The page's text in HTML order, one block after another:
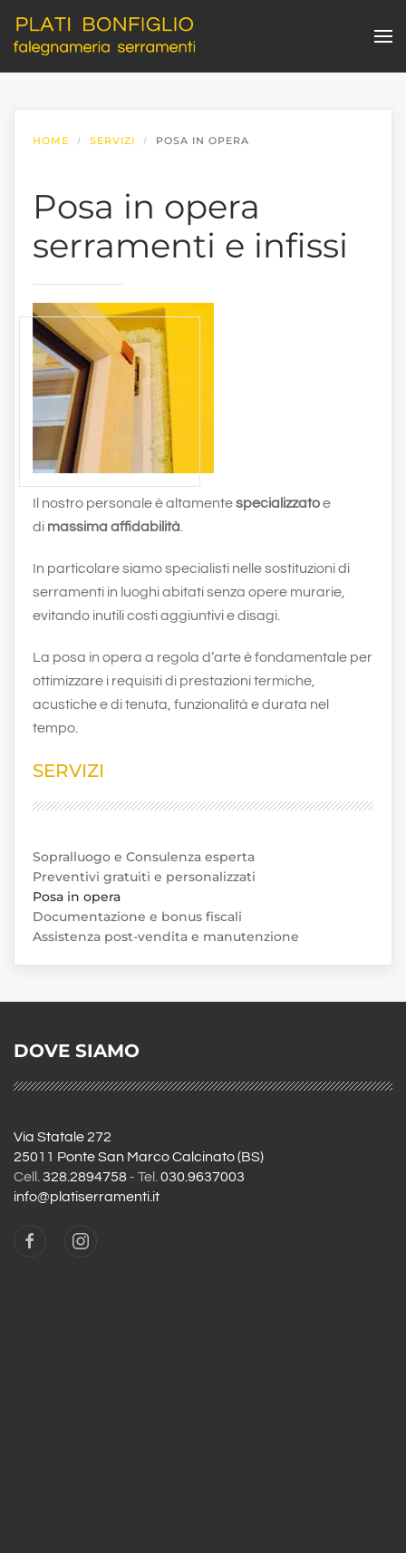
Skip to main content
HOME SERVIZI POSA IN OPERA
Posa in opera
serramenti e infissi
Il nostro personale è altamentespecializzatoe
di massima affidabilità
In particolare siamo specialisti nelle sostituzioni di
serramenti in luoghi abitati senza opere murarie,
evitando inutili costi aggiuntivi e disagi.
La posa in opera a regola d’arte è fondamentale per
ottimizzare i requisiti di prestazioni termiche,
acustiche e di tenuta, funzionalità e durata nel
tempo.
SERVIZI
Sopralluogo e Consulenza esperta
Preventivi gratuiti e personalizzati
Posa in opera
Documentazione e bonus fiscali
Assistenza post-vendita e manutenzione
DOVE SIAMO
Via Statale 272
25011 Ponte San Marco Calcinato (BS)
Cell. 328.2894758 - Tel. 030.9637003
info@platiserramenti.it